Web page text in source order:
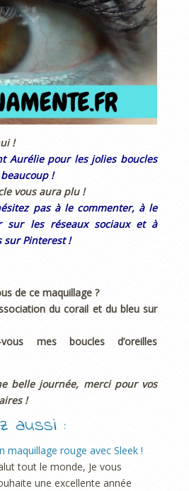
!
Aurélie pour les jolies boucles
beaucoup !
vous aura plu !
pas à le commenter, à le
sur les réseaux sociaux et à
sur Pinterest !
de ce maquillage ?
du corail et du bleu sur
vous mes boucles d’oreilles
belle journée, merci pour vos
!
aussi :
maquillage rouge avec Sleek !
tout le monde, Je vous
une excellente année